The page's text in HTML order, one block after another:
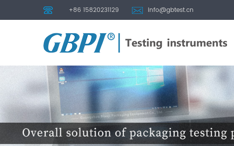
+86 15820231129 info@gbtest.cn